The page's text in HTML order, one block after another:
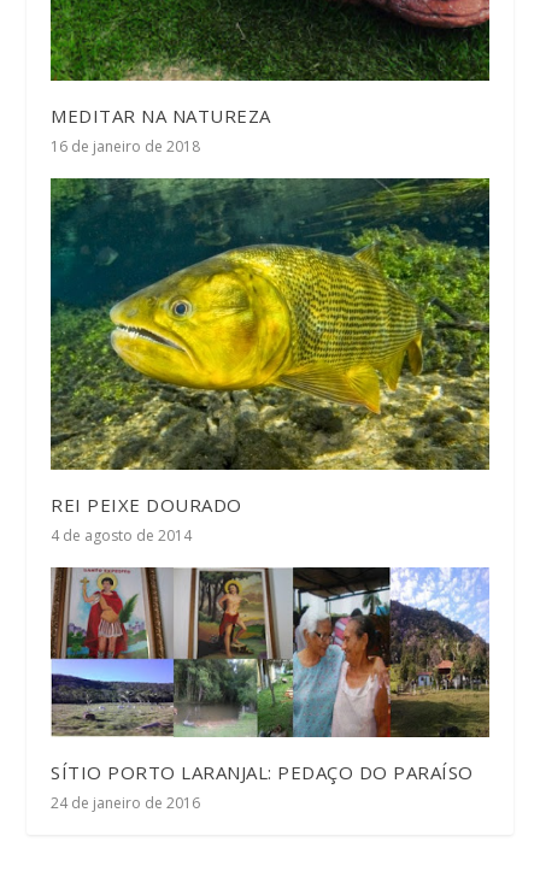
MEDITAR NA NATUREZA
16 de janeiro de 2018
REI PEIXE DOURADO
4 de agosto de 2014
SÍTIO PORTO LARANJAL: PEDAÇO DO PARAÍSO
24 de janeiro de 2016